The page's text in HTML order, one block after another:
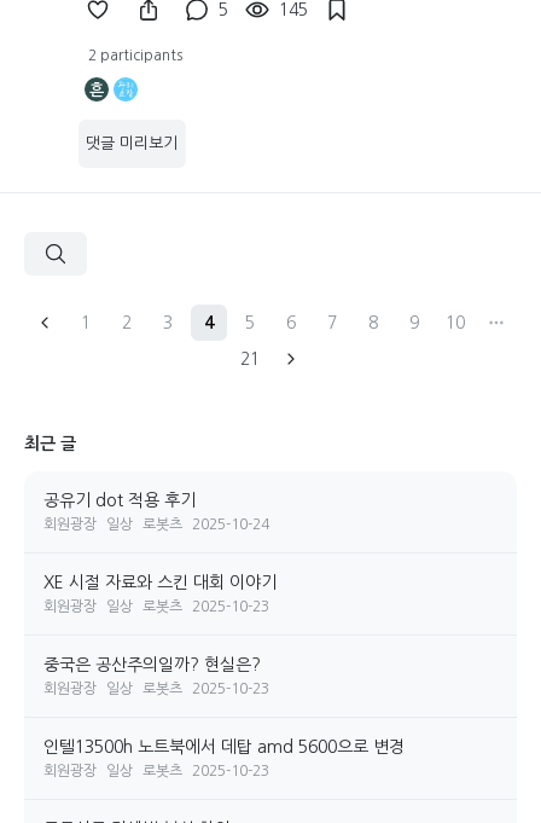
5 145
2 participants
흔
댓글 미리보기
1 2 3 4 5 6 7 8 9 10
21
최근 글
공유기 dot 적용 후기
회원광장 일상 로봇츠 2025-10-24
XE 시절 자료와 스킨 대회 이야기
회원광장 일상 로봇츠 2025-10-23
중국은 공산주의일까? 현실은?
회원광장 일상 로봇츠 2025-10-23
인텔13500h 노트북에서 데탑 amd 5600으로 변경
회원광장 일상 로봇츠 2025-10-23